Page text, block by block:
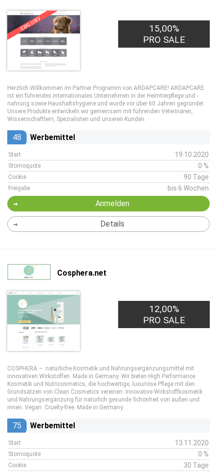
EXKLUSIV
15,00%
PRO SALE
Herzlich Willkommen im Partner Programm von ARDAPCARE! ARDAPCARE
ist ein führendes internationales Unternehmen in der Heimtierpflege und -
nahrung sowie Haushaltshygiene und wurde vor über 60 Jahren gegründet.
Unsere Produkte entwickeln wir gemeinsam mit führenden Veterinären,
Wissenschaftlern, Spezialisten und unseren Kunden.
48 Werbemittel
Start 19.10.2020
Stornoquote 0 %
Cookie 90 Tage
Freigabe bis 6 Wochen
Anmelden
Details
Cosphera.net
12,00%
PRO SALE
COSPHERA – natürliche Kosmetik und Nahrungsergänzungsmittel mit
innovativen Wirkstoffen. Made in Germany. Wir bieten High Performance
Kosmetik und Nutricosmetics, die hochwertige, luxuriöse Pflege mit den
Grundsätzen von Clean Cosmetics vereinen: Innovative Wirkstoffkosmetik
und Nahrungsergänzung für natürlich gesunde Schönheit von außen und
innen. Vegan. Cruelty-free. Made in Germany.
75 Werbemittel
Start 13.11.2020
Stornoquote 0 %
Cookie 30 Tage